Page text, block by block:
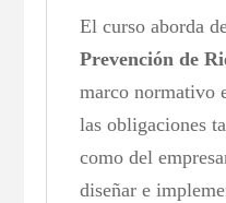
El curso aborda
Prevención de
marco normativo
las obligaciones
como del
diseñar e